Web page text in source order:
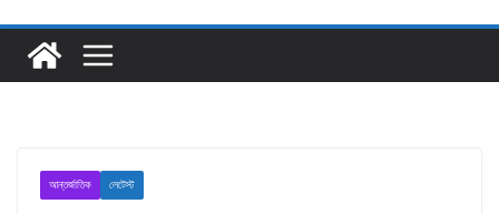
আন্তর্জাতিক লেটেস্ট